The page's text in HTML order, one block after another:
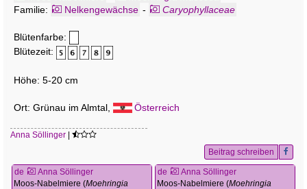
Familie:
Nelkengewächse - Caryophyllaceae
Blütenfarbe:
Blütezeit:
Höhe: 5-20 cm
Ort: Grünau im Almtal, Österreich
Anna Söllinger |
Beitrag schreiben
de
Anna Söllinger
Moos-Nabelmiere (Moehringia
de
Anna Söllinger
Moos-Nabelmiere (Moehringia